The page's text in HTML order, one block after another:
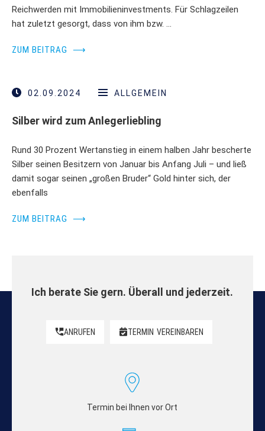
Reichwerden mit Immobilieninvestments. Für Schlagzeilen
hat zuletzt gesorgt, dass von ihm bzw. …
ZUM BEITRAG ⟶
02.09.2024 ALLGEMEIN
Silber wird zum Anlegerliebling
Rund 30 Prozent Wertanstieg in einem halben Jahr bescherte
Silber seinen Besitzern von Januar bis Anfang Juli – und ließ
damit sogar seinen „großen Bruder“ Gold hinter sich, der
ebenfalls
ZUM BEITRAG ⟶
Ich berate Sie gern. Überall und jederzeit.
ANRUFEN TERMIN VEREINBAREN
Termin bei Ihnen vor Ort